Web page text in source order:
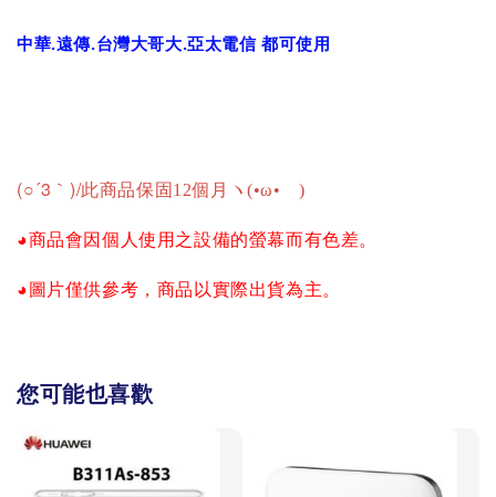
中華.遠傳.台灣大哥大.亞太電信 都可使用
(○´3｀)/此商品保固12個月ヽ(•ω•ゞ)
◕商品會因個人使用之設備的螢幕而有色差。
◕圖片僅供參考，商品以實際出貨為主。
您可能也喜歡